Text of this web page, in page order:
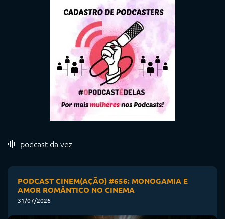
podcast da vez
PODCAST CINEM(AÇÃO) #656: MONOGAMIA E
AMOR ROMÂNTICO NO CINEMA
31/07/2026